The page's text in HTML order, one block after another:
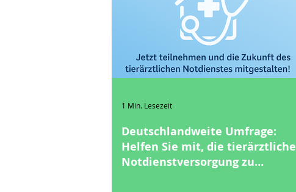
Deutschlandweite Umfrage:
Helfen Sie mit, die tierärztliche
Notdienstversorgung zu
1 Min. Lesezeit